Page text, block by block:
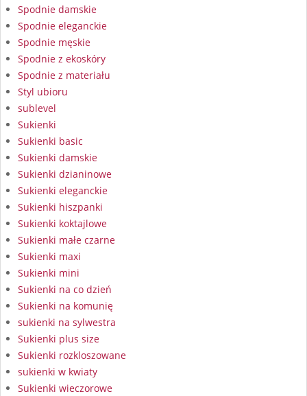
Spodnie damskie
Spodnie eleganckie
Spodnie męskie
Spodnie z ekoskóry
Spodnie z materiału
Styl ubioru
sublevel
Sukienki
Sukienki basic
Sukienki damskie
Sukienki dzianinowe
Sukienki eleganckie
Sukienki hiszpanki
Sukienki koktajlowe
Sukienki małe czarne
Sukienki maxi
Sukienki mini
Sukienki na co dzień
Sukienki na komunię
sukienki na sylwestra
Sukienki plus size
Sukienki rozkloszowane
sukienki w kwiaty
Sukienki wieczorowe